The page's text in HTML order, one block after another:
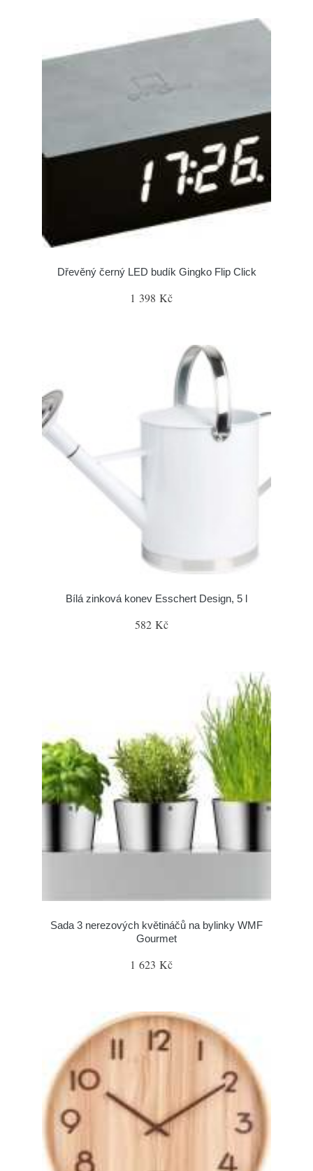
Dřevěný černý LED budík Gingko Flip Click
1 398 Kč
Bílá zinková konev Esschert Design, 5 l
582 Kč
Sada 3 nerezových květináčů na bylinky WMF
Gourmet
1 623 Kč